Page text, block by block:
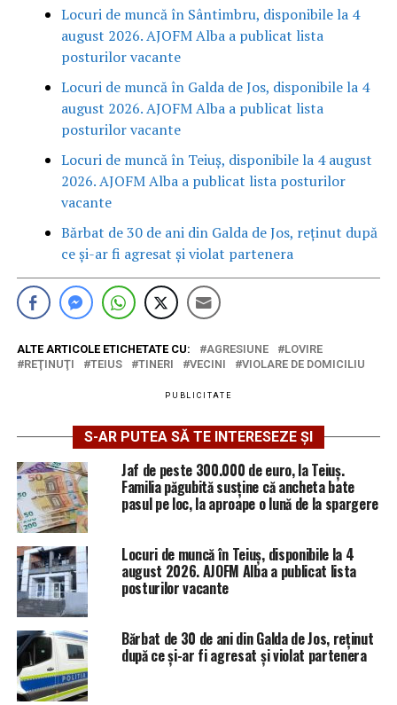
Locuri de muncă în Sântimbru, disponibile la 4
august 2026. AJOFM Alba a publicat lista
posturilor vacante
Locuri de muncă în Galda de Jos, disponibile la 4
august 2026. AJOFM Alba a publicat lista
posturilor vacante
Locuri de muncă în Teiuș, disponibile la 4 august
2026. AJOFM Alba a publicat lista posturilor
vacante
Bărbat de 30 de ani din Galda de Jos, reținut după
ce și-ar fi agresat și violat partenera
ALTE ARTICOLE ETICHETATE CU: AGRESIUNE
LOVIRE
REŢINUŢI
TEIUS TINERI VECINI VIOLARE DE DOMICILIU
PUBLICITATE
S-AR PUTEA SĂ TE INTERESEZE ȘI
Jaf de peste 300.000 de euro, la Teiuș.
Familia păgubită susține că ancheta bate
pasul pe loc, la aproape o lună de la spargere
Locuri de muncă în Teiuș, disponibile la 4
august 2026. AJOFM Alba a publicat lista
posturilor vacante
Bărbat de 30 de ani din Galda de Jos, reținut
după ce și-ar fi agresat și violat partenera